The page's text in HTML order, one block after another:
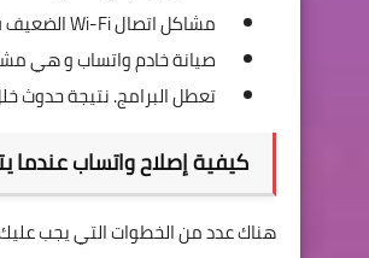
مشاكل اتصال Wi-Fi الضعيف قد تؤدي الى عدم تشغيل البرامج بالشكل الصحيح و تؤدي الى ظهور اخطاء فيها.
صيانة خادم واتساب و هي
تعطل البرامج. نتيجة حدوث
كيفية إصلاح واتساب
هناك عدد من الخطوات التي يجب